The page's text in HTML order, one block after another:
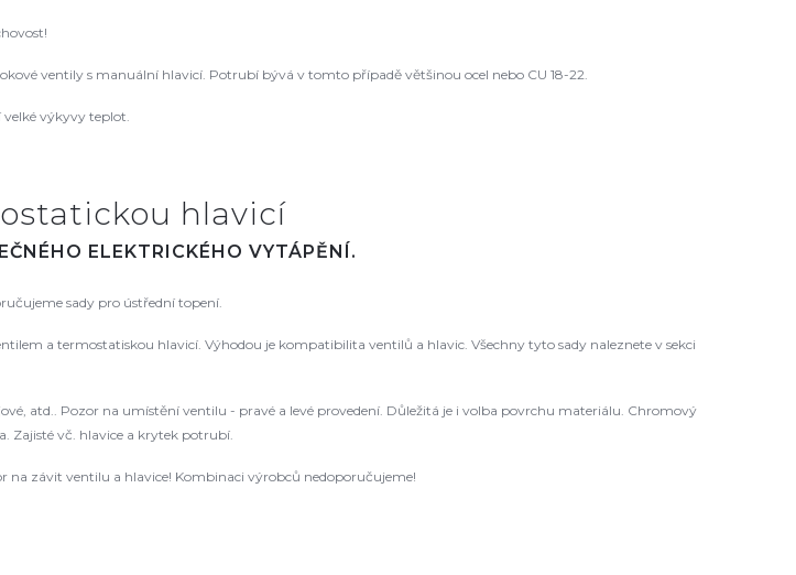
ventily s manuální hlavicí. Potrubí bývá v tomto případě většinou ocel nebo CU 18-22.
výkyvy teplot.
hlavicí
ELEKTRICKÉHO VYTÁPĚNÍ.
sady pro ústřední topení.
a termostatiskou hlavicí. Výhodou je kompatibilita ventilů a hlavic. Všechny tyto sady naleznete v sekci
atd.. Pozor na umístění ventilu - pravé a levé provedení. Důležitá je i volba povrchu materiálu. Chromový
Zajisté vč. hlavice a krytek potrubí.
závit ventilu a hlavice! Kombinaci výrobců nedoporučujeme!